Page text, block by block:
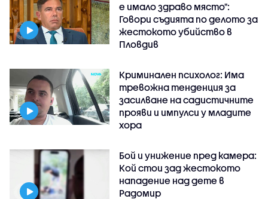
е имало здраво място":
Говори съдията по делото за
жестокото убийство в
Пловдив
Криминален психолог: Има
тревожна тенденция за
засилване на садистичните
прояви и импулси у младите
хора
Бой и унижение пред камера:
Кой стои зад жестокото
нападение над дете в
Радомир